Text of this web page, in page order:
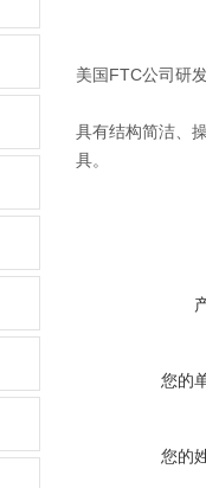
美国FTC公司研
具有结构简洁、
具。
您的
您的